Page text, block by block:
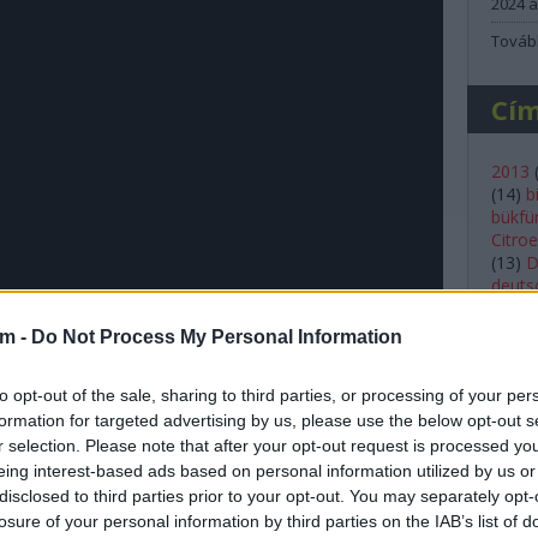
- Do Not Process My Personal Information
opt-out of the sale, sharing to third parties, or processing of your
for targeted advertising by us, please use the below opt-out
selection. Please note that after your opt-out request is processed
interest-based ads based on personal information utilized by us
to third parties prior to your opt-out. You may separately
of your personal information by third parties on the IAB’s list of
hogy egymillió-négyszázezer
raliról kicsit jobban írjunk másképp, és, hogy
2013 (
(14)
(13)
Shell
kassa
mivel
lancia
(36)